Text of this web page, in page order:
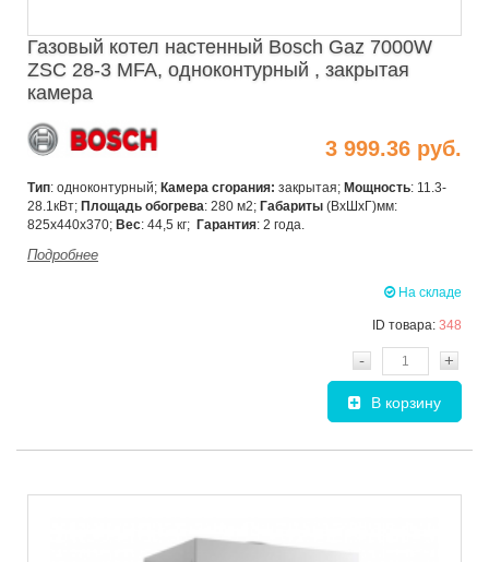
Газовый котел настенный Bosch Gaz 7000W
ZSC 28-3 MFA, одноконтурный , закрытая
камера
3 999.36 руб.
Тип: одноконтурный; Камера сгорания: закрытая; Мощность: 11.3-
28.1кВт; Площадь обогрева: 280 м2; Габариты (ВхШхГ)мм:
825x440x370; Вес: 44,5 кг; Гарантия: 2 года.
Подробнее
На складе
ID товара: 348
- +
В корзину